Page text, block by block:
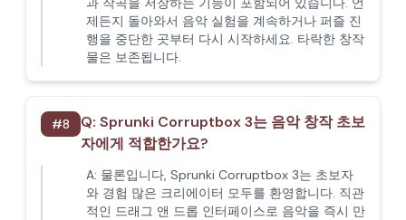
제든지 돌아와서 음악 실험을 계속하거나 퍼즐 진
행을 중단한 곳부터 다시 시작하세요. 타락한 창작
물은 보존됩니다.
#8 Q: Sprunki Corruptbox 3는 음악 창작 초보
자에게 적합한가요?
A: 물론입니다, Sprunki Corruptbox 3는 초보자
와 경험 많은 크리에이터 모두를 환영합니다. 직관
적인 드래그 앤 드롭 인터페이스로 음악을 즉시 만